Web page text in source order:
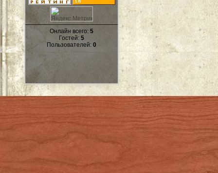
Онлайн всего: 5
Гостей: 5
Пользователей: 0